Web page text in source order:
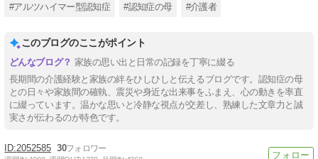
#アルツハイマー型認知症 #認知症の母 #介護者
このブログのここがポイント
家族の思い出と日常の記録を丁寧に綴る
長期間の介護経験と家族の絆をひしひしと伝えるブログです。認知症の母
との日々や家族間の確執、震災や身近な出来事をふまえ、心の動きを率直
に綴っています。温かな思いと冷静な視点が交差し、熟練した文章力と誠
実さが伝わるのが特色です。
2052585 30